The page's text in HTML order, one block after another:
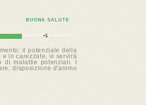
BUONA SALUTE
+5
il potenziale della
lo carezzate, vi servirà
malattie potenziali. I
disposizione d'animo